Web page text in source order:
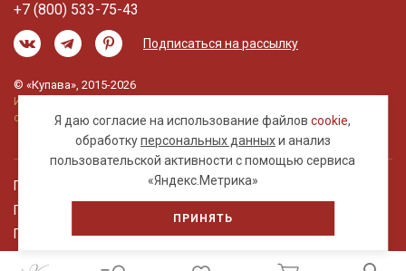
Я даю согласие на использование файловcookie,
обработкуперсональных данныхи анализ
пользовательской активности с помощью сервиса
«Яндекс.Метрика»
ПРИНЯТЬ
+7 (800) 533-75-43
Подписаться на рассылку
© «Купава», 2015-2026
Информация на сайте не является публичной
офертой.
Правовая информация
Политика обработки персональных данных
Пользовательское соглашение